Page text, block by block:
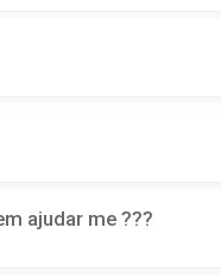
ajudar me ???